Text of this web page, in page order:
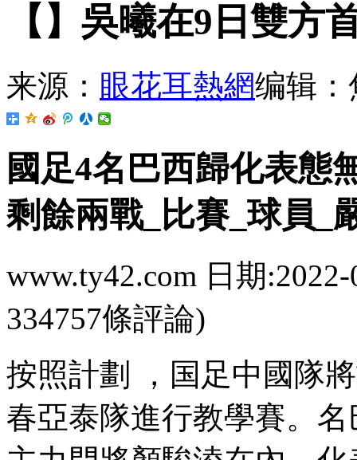
【】吳曦在9日雙方
来源： 眼花耳熱網编辑：
國足4名巴西歸化表態
剩餘兩戰_比賽_球員_
www.ty42.com 日期
334757條評論)
按照計劃  ，国足中國隊
春亞泰隊進行教學賽。